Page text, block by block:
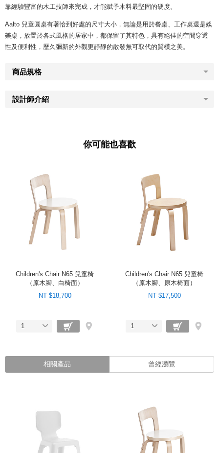
靠經驗豐富的木工技師來完成，才能賦予木料最堅固的硬度。
Aalto 兒童圓桌有著恰到好處的尺寸大小，無論是用於餐桌、工作桌還是娛
樂桌，放置於各式風格的居家中，都保留了其特色，具有絕佳的空間穿透
性及便利性，歷久彌新的外觀更靜靜的散發無可取代的質樸之美。
商品規格
設計師介紹
你可能也喜歡
Children's Chair N65 兒童椅
（原木腳、白椅面）
NT $18,700
1
Children's Chair N65 兒童椅
（原木腳、原木椅面）
NT $17,500
1
相關產品 曾經瀏覽